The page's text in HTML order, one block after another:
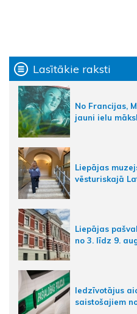
Lasītākie raksti
No Francijas,
jauni ielu
Liepājas
vēsturiskajā
Liepājas
no 3. līdz 9.
Iedzīvotājus
saistošajiem